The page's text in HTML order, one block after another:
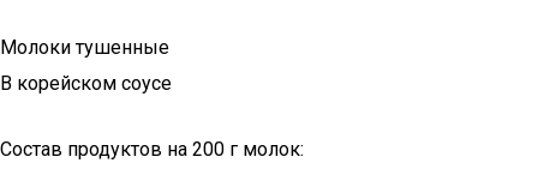
Молоки тушенные
В корейском соусе
Состав продуктов на 200 г молок: